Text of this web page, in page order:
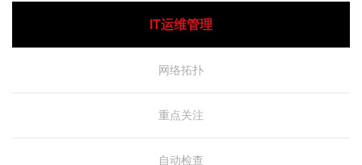
IT运维管理
网络拓扑
重点关注
自动检查